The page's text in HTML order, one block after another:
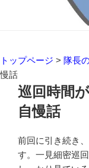
トップページ > 隊長
慢話
巡回時間
自慢話
前回に引き続き
す。一見細密巡